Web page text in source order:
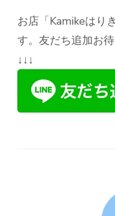
お店「Kamikeはり
す。友だち追加お
↓↓↓